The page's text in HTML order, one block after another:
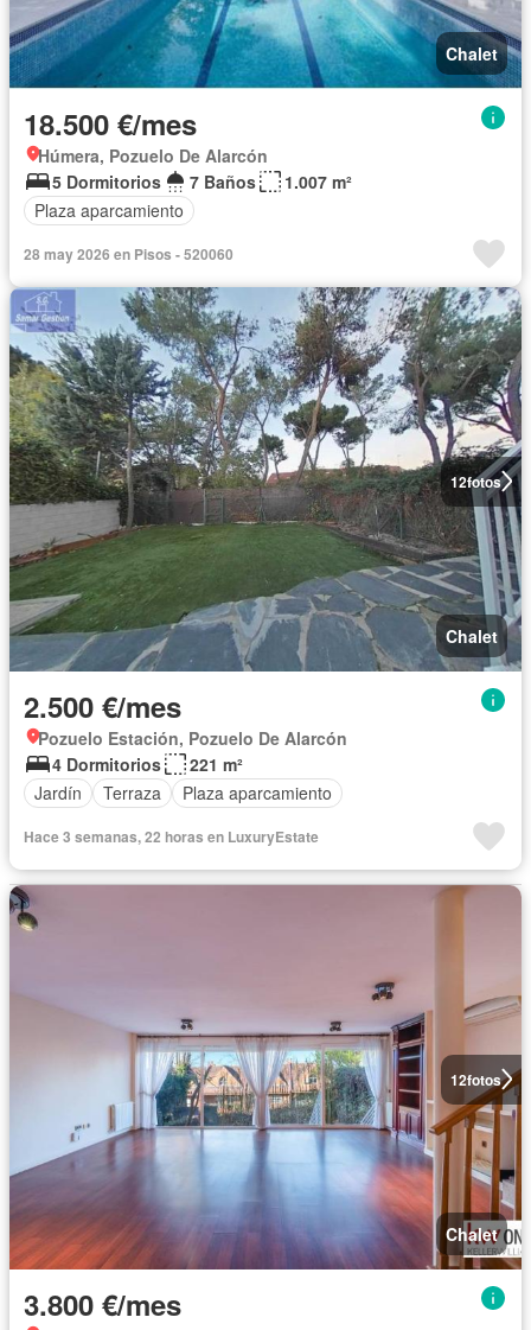
Chalet
18.500 €/mes
Húmera, Pozuelo De Alarcón
5 Dormitorios
7 Baños
1.007 m²
Plaza aparcamiento
28 may 2026 en Pisos - 520060
12fotos
Chalet
2.500 €/mes
Pozuelo Estación, Pozuelo De Alarcón
4 Dormitorios
221 m²
Jardín
Terraza Plaza aparcamiento
Hace 3 semanas, 22 horas en LuxuryEstate
12fotos
Chalet
3.800 €/mes